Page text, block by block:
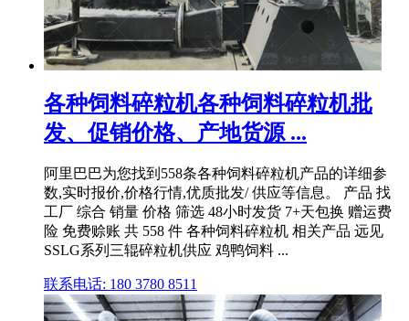
各种饲料碎粒机各种饲料碎粒机批
发、促销价格、产地货源 ...
阿里巴巴为您找到558条各种饲料碎粒机产品的详细参
数,实时报价,价格行情,优质批发/ 供应等信息。 产品 找
工厂 综合 销量 价格 筛选 48小时发货 7+天包换 赠运费
险 免费赊账 共 558 件 各种饲料碎粒机 相关产品 远见
SSLG系列三辊碎粒机供应 鸡鸭饲料 ...
联系电话: 180 3780 8511